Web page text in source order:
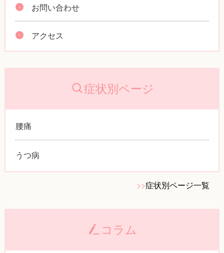
お問い合わせ
アクセス
症状別ページ
腰痛
うつ病
>>症状別ページ一覧
コラム